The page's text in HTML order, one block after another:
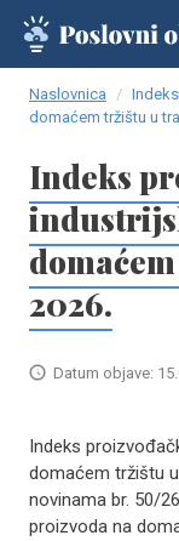
Naslovnica
domaćem tržištu u
Indeks
2026.
Datum objave:
Indeks
domaćem tržištu
novinama br. 50/
proizvoda na